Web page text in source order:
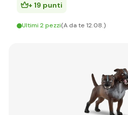
+ 19 punti
Ultimi 2 pezzi(A da te 12.08.)